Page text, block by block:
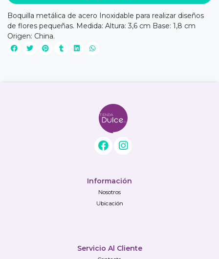
Boquilla metálica de acero Inoxidable para realizar diseños
de flores pequeñas. Medida: Altura: 3,6 cm Base: 1,8 cm
Origen: China.
Información
Nosotros
Ubicación
Servicio Al Cliente